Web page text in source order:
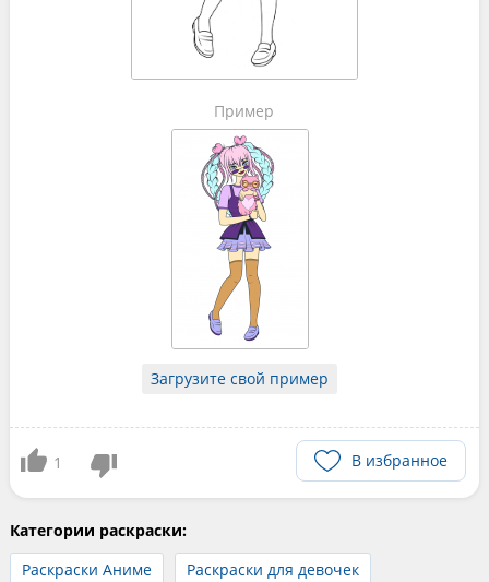
Пример
Загрузите свой пример
1 В избранное
Категории раскраски:
Раскраски Аниме
Раскраски для девочек